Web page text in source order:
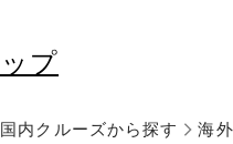
プ
国内クルーズから探す 海